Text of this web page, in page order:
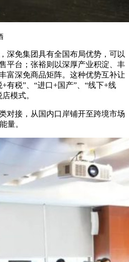
深免集团具有全国布局优势，可以
平台；张裕则以深厚产业积淀、丰
富深免商品矩阵。这种优势互补让
有税”、“进口+国产”、“线下+线
模式。
对接，从国内口岸铺开至跨境市场
量。